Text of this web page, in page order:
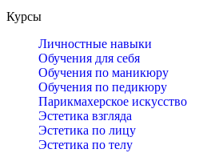
Курсы
Личностные навыки
Обучения для себя
Обучения по маникюру
Обучения по педикюру
Парикмахерское искусство
Эстетика взгляда
Эстетика по лицу
Эстетика по телу